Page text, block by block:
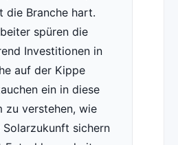
die Branche hart.
spüren die
Investitionen in
auf der Kippe
ein in diese
zu verstehen, wie
Solarzukunft sichern